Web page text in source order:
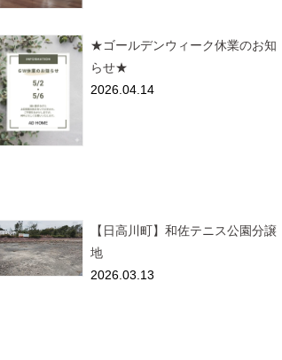
★ゴールデンウィーク休業のお知
らせ★
2026.04.14
【日高川町】和佐テニス公園分譲
地
2026.03.13